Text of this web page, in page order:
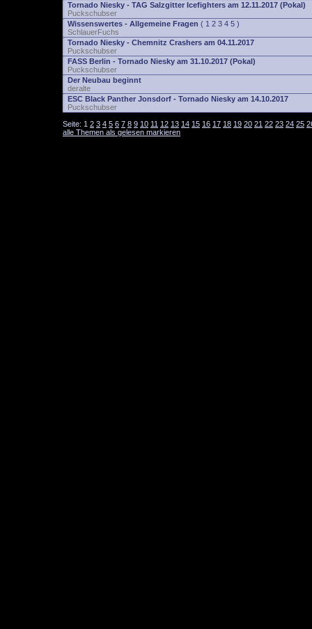
Tornado Niesky - TAG Salzgitter Icefighters am 12.11.2017 (Pokal)
Puckschubser
Wissenswertes - Allgemeine Fragen ( 1 2 3 4 5 )
SchlauerFuchs
Tornado Niesky - Chemnitz Crashers am 04.11.2017
Puckschubser
FASS Berlin - Tornado Niesky am 31.10.2017 (Pokal)
Puckschubser
Der Neubau beginnt
deralte
ESC Black Panther Jonsdorf - Tornado Niesky am 14.10.2017
Puckschubser
Seite: 1 2 3 4 5 6 7 8 9 10 11 12 13 14 15 16 17 18 19 20 21 22 23 24 25
alle Themen als gelesen markieren